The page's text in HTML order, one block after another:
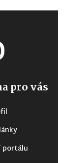
pro vás
portálu